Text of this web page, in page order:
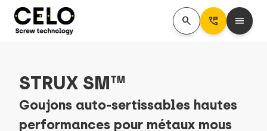
search Perm_Phone_Msg menu
STRUX SM™
Goujons auto-sertissables hautes
performances pour métaux mous